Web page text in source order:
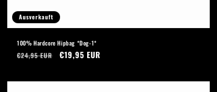
Ausverkauft
100% Hardcore Hipbag *Dog-1*
Normaler
€24,95 EUR Verkaufspreis
€19,95 EUR